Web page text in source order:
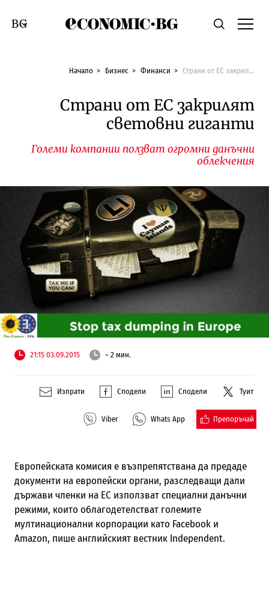
Economic.bgТърсене
Смяна на език
Начало Бизнес Финанси Страни от ЕС закрилят световни гиганти
Страни от ЕС закрилят
световни гиганти
Големи компании ползват огромни данъчни
облекчения
21:15 03.09.2015 ~ 2 мин.
Изпрати Сподели Сподели Туит
Viber Whats App Препоръчай
Европейската комисия е възпрепятствана да предаде
документи на европейски органи, разследващи дали
държави членки на ЕС използват специални данъчни
режими, които облагодетелстват големите
мултинационални корпорации като Facebook и
Amazon, пишеанглийският вестник Independent.